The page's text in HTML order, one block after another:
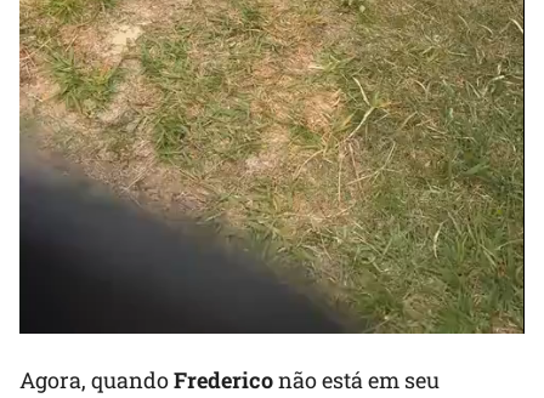
Agora, quandoFredericonão está em seu